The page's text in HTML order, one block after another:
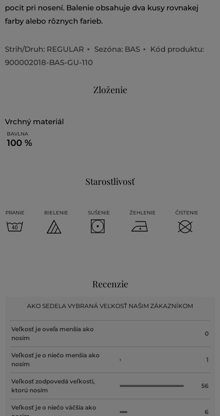
pocit pri nosení. Balenie obsahuje dva kusy rovnakej
farby alebo rôznych farieb.
Strih/Druh: REGULAR Sezóna: BAS
Kód produktu:
900002018-BAS-GU-110
Zloženie
vrchný materiál
BAVLNA
100 %
Starostlivosť
PRANIE BIELENIE SUŠENIE ŽEHLENIE ČISTENIE
Recenzie
AKO SEDELA VYBRANÁ VEĽKOSŤ NAŠIM ZÁKAZNÍKOM
Veľkosť je oveľa menšia ako
nosím
0
Veľkosť je o niečo menšia ako
nosím
1
Veľkosť zodpovedá veľkosti,
ktorú nosím
56
Veľkosť je o niečo väčšia ako
6